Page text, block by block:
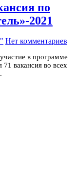
по
2021
Нет комментариев
в программе
вакансия во всех